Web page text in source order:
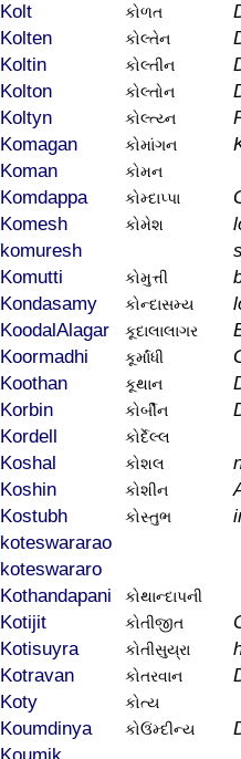
Kolt
કોળત
Kolten
કોલ્તેન
Koltin
કોલ્તીન
Kolton
કોલ્તોન
Koltyn
કોલ્ત્ય્ન
Komagan
કોમાંગન
Koman
કોમન
Komdappa કોમ્દાપ્પા
Komesh
કોમેશ
komuresh
Komutti
કોમુત્તી
Kondasamy
કોન્દાસમ્ય
KoodalAlagar
કૂદાલાલાગર
Koormadhi
કૂર્માંધી
Koothan
કૂથાન
Korbin
કોર્બીન
Kordell
કોર્દેલ્લ
Koshal કોશલ
Koshin
કોશીન
Kostubh
કોસ્તુભ
koteswararao
koteswararo
Kothandapani
કોથાન્દાપની
Kotijit કોતીજીત
Kotisuyra
કોતીસુય્રા
Kotravan
કોતરવાન
Koty
કોત્ય
Koumdinya કોઉંમ્દીન્ય